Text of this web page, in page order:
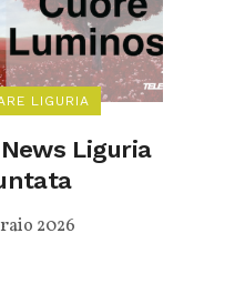
LIGURIA
Liguria
2026